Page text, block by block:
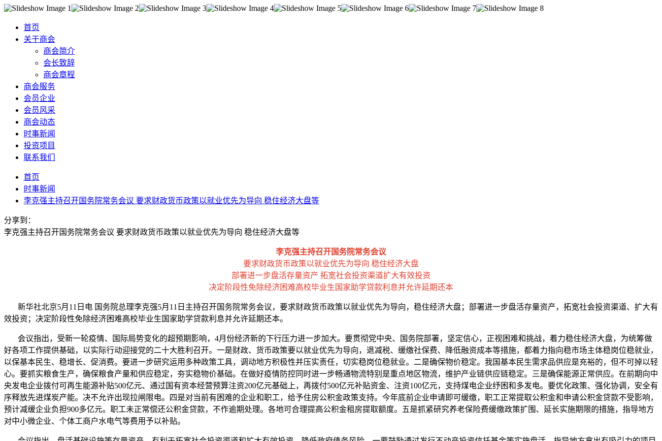
首页
关于商会
商会简介
会长致辞
商会章程
商会服务
会员企业
会员风采
商会动态
时事新闻
投资项目
联系我们
首页
时事新闻
李克强主持召开国务院常务会议 要求财政货币政策以就业优先为导向 稳住经济大盘等
分享到：
李克强主持召开国务院常务会议 要求财政货币政策以就业优先为导向 稳住经济大盘等
李克强主持召开国务院常务会议
要求财政货币政策以就业优先为导向 稳住经济大盘
部署进一步盘活存量资产 拓宽社会投资渠道扩大有效投资
决定阶段性免除经济困难高校毕业生国家助学贷款利息并允许延期还本
新华社北京5月11日电 国务院总理李克强5月11日主持召开国务院常务会议，要求财政货币政策以就业优先为导向，稳住经济大盘；部署进一步盘活存量资产，拓宽社会投资渠道、扩大有
效投资；决定阶段性免除经济困难高校毕业生国家助学贷款利息并允许延期还本。
会议指出，受新一轮疫情、国际局势变化的超预期影响，4月份经济新的下行压力进一步加大。要贯彻党中央、国务院部署，坚定信心，正视困难和挑战，着力稳住经济大盘，为统筹做
好各项工作提供基础，以实际行动迎接党的二十大胜利召开。一是财政、货币政策要以就业优先为导向，退减税、缓缴社保费、降低融资成本等措施，都着力指向稳市场主体稳岗位稳就业，
以保基本民生、稳增长、促消费。要进一步研究运用多种政策工具，调动地方积极性并压实责任，切实稳岗位稳就业。二是确保物价稳定。我国基本民生需求品供应是充裕的，但不可掉以轻
心。要抓实粮食生产，确保粮食产量和供应稳定，夯实稳物价基础。在做好疫情防控同时进一步畅通物流特别是重点地区物流，维护产业链供应链稳定。三是确保能源正常供应。在前期向中
央发电企业拨付可再生能源补贴500亿元、通过国有资本经营预算注资200亿元基础上，再拨付500亿元补贴资金、注资100亿元，支持煤电企业纾困和多发电。要优化政策、强化协调，安全有
序释放先进煤炭产能。决不允许出现拉闸限电。四是对当前有困难的企业和职工，给予住房公积金政策支持。今年底前企业申请即可缓缴，职工正常提取公积金和申请公积金贷款不受影响，
预计减缓企业负担900多亿元。职工未正常偿还公积金贷款，不作逾期处理。各地可合理提高公积金租房提取额度。五是抓紧研究养老保险费缓缴政策扩围、延长实施期限的措施，指导地方
对中小微企业、个体工商户水电气等费用予以补贴。